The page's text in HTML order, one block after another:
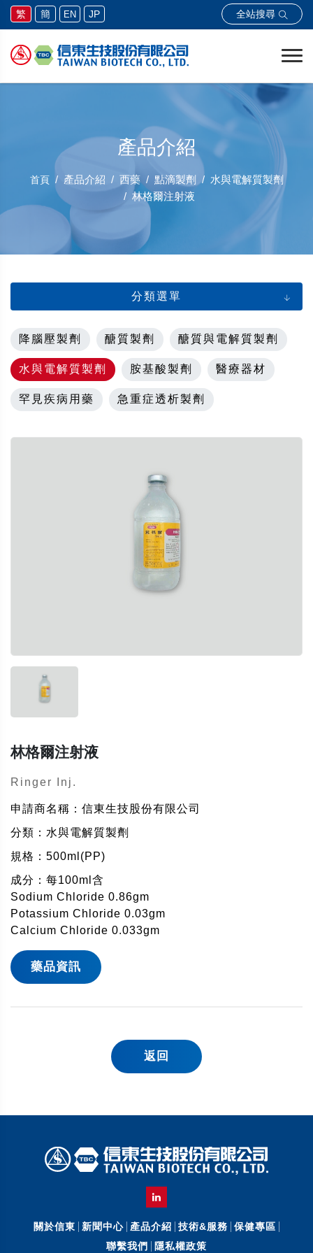
繁 簡 EN JP 全站搜尋
產品介紹
首頁 產品介紹 西藥 點滴製劑
水與電解質製劑
林格爾注射液
分類選單
降腦壓製劑 醣質製劑 醣質與電解質製劑
水與電解質製劑 胺基酸製劑 醫療器材
罕見疾病用藥 急重症透析製劑
林格爾注射液
Ringer Inj.
申請商名稱：信東生技股份有限公司
分類：水與電解質製劑
規格：500ml(PP)
成分：每100ml含
Sodium Chloride 0.86gm
Potassium Chloride 0.03gm
Calcium Chloride 0.033gm
藥品資訊
返回
關於信東 新聞中心 產品介紹 技術&服務
保健專區
聯繫我們
隱私權政策